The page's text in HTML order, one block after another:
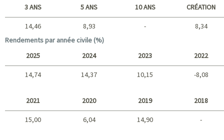
Long terme
3 ANS 5 ANS 10 ANS
CRÉATION
14,46 8,93 -
8,34
Rendements par année civile (%)
2025 2024 2023 2022
14,74 14,37 10,15 -8,08
2021 2020 2019 2018
15,00 6,04 14,90 -